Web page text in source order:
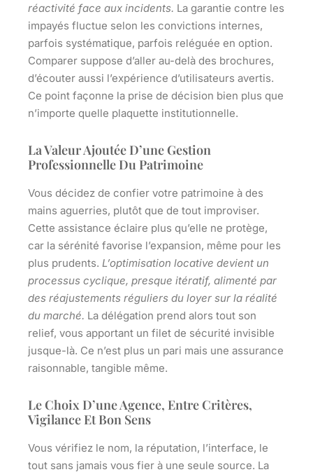
réactivité face aux incidents. La garantie contre les
impayés fluctue selon les convictions internes,
parfois systématique, parfois reléguée en option.
Comparer suppose d’aller au-delà des brochures,
d’écouter aussi l’expérience d’utilisateurs avertis.
Ce point façonne la prise de décision bien plus que
n’importe quelle plaquette institutionnelle.
La Valeur Ajoutée D’une Gestion
Professionnelle Du Patrimoine
Vous décidez de confier votre patrimoine à des
mains aguerries, plutôt que de tout improviser.
Cette assistance éclaire plus qu’elle ne protège,
car la sérénité favorise l’expansion, même pour les
plus prudents. L’optimisation locative devient un
processus cyclique, presque itératif, alimenté par
des réajustements réguliers du loyer sur la réalité
du marché. La délégation prend alors tout son
relief, vous apportant un filet de sécurité invisible
jusque-là. Ce n’est plus un pari mais une assurance
raisonnable, tangible même.
Le Choix D’une Agence, Entre Critères,
Vigilance Et Bon Sens
Vous vérifiez le nom, la réputation, l’interface, le
tout sans jamais vous fier à une seule source. La